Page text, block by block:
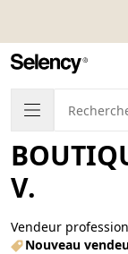
V.
Vendeur
Nouveau